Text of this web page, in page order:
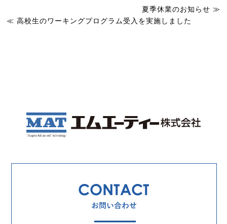
夏季休業のお知らせ ≫
≪ 高校生のワーキングプログラム受入を実施しました